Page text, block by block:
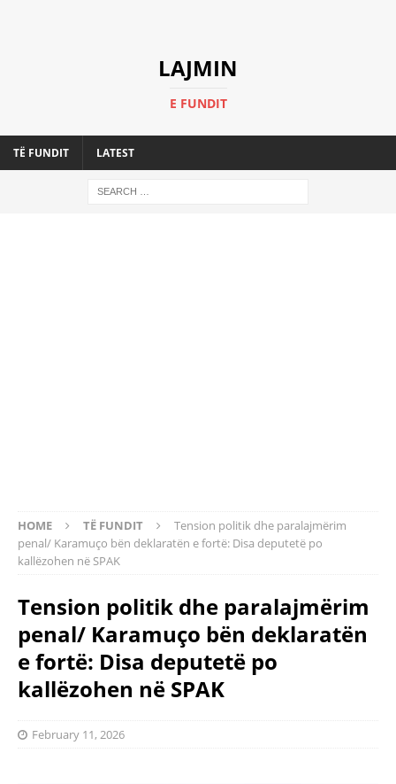
LAJMIN
E FUNDIT
TË FUNDIT LATEST
HOME TË FUNDIT
Tension politik dhe paralajmërim
penal/ Karamuço bën deklaratën e fortë: Disa deputetë po
kallëzohen në SPAK
Tension politik dhe paralajmërim
penal/ Karamuço bën deklaratën
e fortë: Disa deputetë po
kallëzohen në SPAK
February 11, 2026